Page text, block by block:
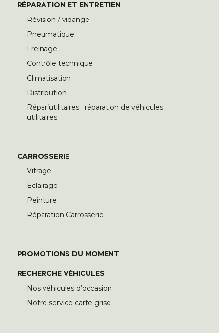
RÉPARATION ET ENTRETIEN
Révision / vidange
Pneumatique
Freinage
Contrôle technique
Climatisation
Distribution
Répar’utilitaires : réparation de véhicules
utilitaires
CARROSSERIE
Vitrage
Eclairage
Peinture
Réparation Carrosserie
PROMOTIONS DU MOMENT
RECHERCHE VÉHICULES
Nos véhicules d’occasion
Notre service carte grise